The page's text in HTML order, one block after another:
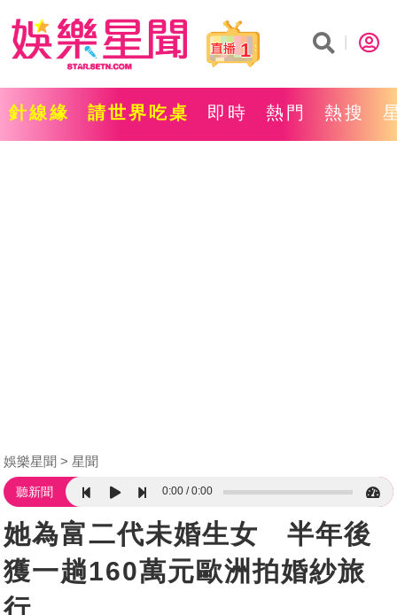
1
針線緣 請世界吃桌 即時 熱門 熱搜
娛樂星聞 星聞
聽新聞 0:00 0:00
她為富二代未婚生女 半年後
獲一趟160萬元歐洲拍婚紗旅
行